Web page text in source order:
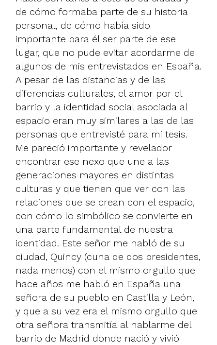
de cómo formaba parte de su historia
personal, de cómo había sido
importante para él ser parte de ese
lugar, que no pude evitar acordarme de
algunos de mis entrevistados en España.
A pesar de las distancias y de las
diferencias culturales, el amor por el
barrio y la identidad social asociada al
espacio eran muy similares a las de las
personas que entrevisté para mi tesis.
Me pareció importante y revelador
encontrar ese nexo que une a las
generaciones mayores en distintas
culturas y que tienen que ver con las
relaciones que se crean con el espacio,
con cómo lo simbólico se convierte en
una parte fundamental de nuestra
identidad. Este señor me habló de su
ciudad, Quincy (cuna de dos presidentes,
nada menos) con el mismo orgullo que
hace años me habló en España una
señora de su pueblo en Castilla y León,
y que a su vez era el mismo orgullo que
otra señora transmitía al hablarme del
barrio de Madrid donde nació y vivió